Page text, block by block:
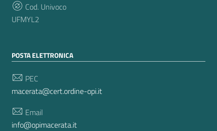
Cod. Univoco
UFMYL2
POSTA ELETTRONICA
PEC
macerata@cert.ordine-opi.it
Email
info@opimacerata.it